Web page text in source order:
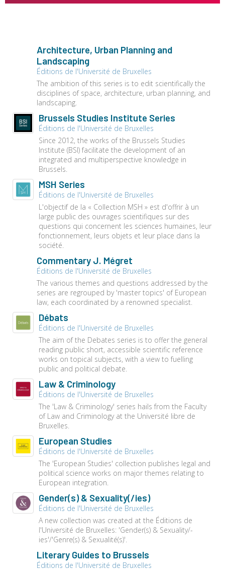
Architecture, Urban Planning and
Landscaping
Éditions de l'Université de Bruxelles
The ambition of this series is to edit scientifically the
disciplines of space, architecture, urban planning, and
landscaping.
Brussels Studies Institute Series
Éditions de l'Université de Bruxelles
Since 2012, the works of the Brussels Studies
Institute (BSI) facilitate the development of an
integrated and multiperspective knowledge in
Brussels.
MSH Series
Éditions de l'Université de Bruxelles
L'objectif de la « Collection MSH » est d'offrir à un
large public des ouvrages scientifiques sur des
questions qui concernent les sciences humaines, leur
fonctionnement, leurs objets et leur place dans la
société.
Commentary J. Mégret
Éditions de l'Université de Bruxelles
The various themes and questions addressed by the
series are regrouped by 'master topics' of European
law, each coordinated by a renowned specialist.
Débats
Éditions de l'Université de Bruxelles
The aim of the Debates series is to offer the general
reading public short, accessible scientific reference
works on topical subjects, with a view to fuelling
public and political debate.
Law & Criminology
Éditions de l'Université de Bruxelles
The 'Law & Criminology' series hails from the Faculty
of Law and Criminology at the Université libre de
Bruxelles.
European Studies
Éditions de l'Université de Bruxelles
The 'European Studies' collection publishes legal and
political science works on major themes relating to
European integration.
Gender(s) & Sexuality(/ies)
Éditions de l'Université de Bruxelles
A new collection was created at the Éditions de
l'Université de Bruxelles: 'Gender(s) & Sexuality/-
ies'/'Genre(s) & Sexualité(s)'.
Literary Guides to Brussels
Éditions de l'Université de Bruxelles